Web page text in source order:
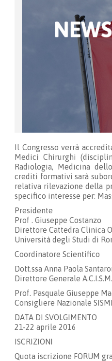
Il Congresso verrà
Medici Chirurghi
Radiologia, Medicina
crediti formativi sarà
relativa rilevazione della
specifico interesse per:
Presidente
Prof . Giuseppe Costanzo
Direttore Cattedra Clinica
Università degli Studi di
Coordinatore Scientifico
Dott.ssa Anna Paola
Direttore Generale
Prof. Pasquale Giuseppe
Consigliere Nazionale
DATA DI SVOLGIMENTO
21-22 aprile 2016
ISCRIZIONI
Quota iscrizione FORUM